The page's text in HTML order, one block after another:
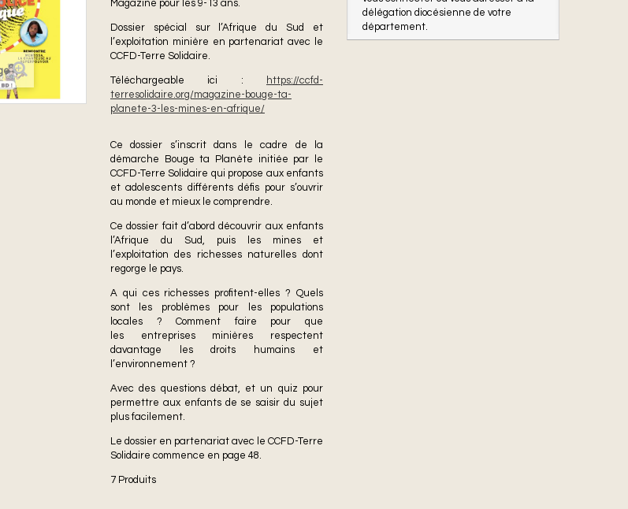
Magazine pour les 9-13 ans.
Dossier spécial sur l’Afrique du Sud et
l’exploitation minière en partenariat avec le
CCFD-Terre Solidaire.
Téléchargeable ici :
https://ccfd-
terresolidaire.org/magazine-bouge-ta-
planete-3-les-mines-en-afrique/
Ce dossier s’inscrit dans le cadre de la
démarche Bouge ta Planète initiée par le
CCFD-Terre Solidaire qui propose aux enfants
et adolescents différents défis pour s’ouvrir
au monde et mieux le comprendre.
Ce dossier fait d’abord découvrir aux enfants
l’Afrique du Sud, puis les mines et
l’exploitation des richesses naturelles dont
regorge le pays.
A qui ces richesses profitent-elles ? Quels
sont les problèmes pour les populations
locales ? Comment faire pour que
les entreprises minières respectent
davantage les droits humains et
l’environnement ?
Avec des questions débat, et un quiz pour
permettre aux enfants de se saisir du sujet
plus facilement.
Le dossier en partenariat avec le CCFD-Terre
Solidaire commence en page 48.
7 Produits
délégation diocésienne de votre
département.